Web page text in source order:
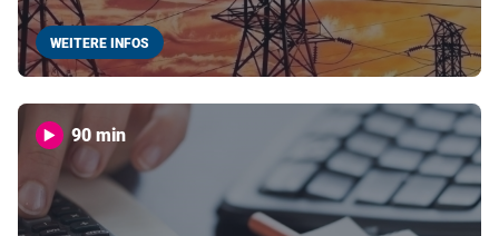
WEITERE INFOS
90 min